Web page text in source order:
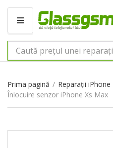
M
N
I
Prima pagină / Reparații iPhone
Înlocuire senzor iPhone Xs Max